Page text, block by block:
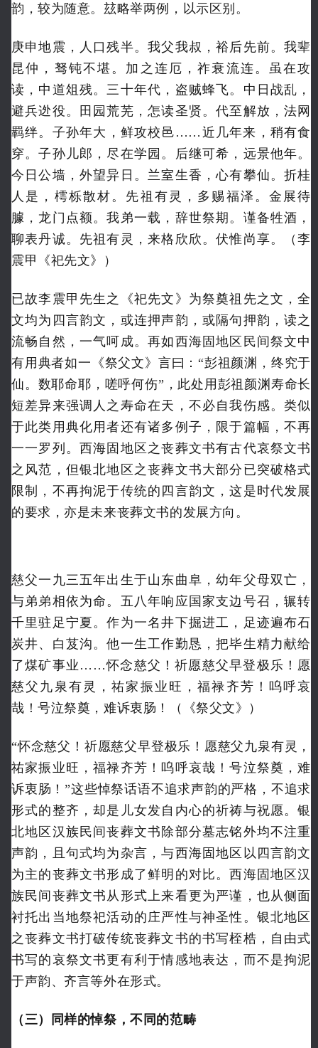
韵，较为随意。玆略举两例，以示区别。
庚申地震，人口残半。我父我叔，裕后先前。我辈
昆仲，驽钝不堪。加之连厄，祚衰流连。虽在攻
读，中道俎残。三十年代，盗贼蜂飞。中日战乱，
避兵迯役。田园荒芜，怎读圣贤。代至解放，法网
羁绊。子孙年大，鲜攻校邑……近几年来，稍有食
穿。子孙儿郎，尽在学园。后继可希，远景他年。
今日公墙，外望异日。兰室生香，心有攀仙。折桂
人是，樗栎散材。先祖有灵，多赐福泽。金展待
臄，龙门点额。我弟一载，辞世祭期。 谨备牲酒，
聊表丹诚。先祖有灵，来格欣欣。伏惟尚享。（李
震甲《祀先文》）
已故李震甲先生之《祀先文》为祭奠祖先之文，全
文均为四言韵文，或连押声韵，或隔句押韵，读之
流畅自然，一气呵成。再如西海固地区民间祭文中
有用典者如一《祭父文》言曰：“彭祖颜渊，终究于
仙。数耶命耶，嗟呼何伤”，此处用彭祖颜渊寿命长
短差异来强调人之寿命在天，不必自我伤感。类似
于此类用典化用者还有诸多例子，限于篇幅，不再
一一罗列。西海固地区之丧葬文书有古代哀祭文书
之风范，但银北地区之丧葬文书大部分已突破格式
限制，不再拘泥于传统的四言韵文，这是时代发展
的要求，亦是未来丧葬文书的发展方向。
慈父一九三五年出生于山东曲阜，幼年父母双亡，
与弟弟相依为命。五八年响应国家支边号召，辗转
千里驻足宁夏。作为一名井下掘进工，足迹遍布石
炭井、白芨沟。他一生工作勤恳，把毕生精力献给
了煤矿事业……怀念慈父！祈愿慈父早登极乐！愿
慈父九泉有灵，祐家振业旺，福禄齐芳！呜呼哀
哉！号泣祭奠，难诉衷肠！（《祭父文》）
“怀念慈父！祈愿慈父早登极乐！愿慈父九泉有灵，
祐家振业旺，福禄齐芳！呜呼哀哉！号泣祭奠，难
诉衷肠！”这些悼祭话语不追求声韵的严格，不追求
形式的整齐，却是儿女发自内心的祈祷与祝愿。银
北地区汉族民间丧葬文书除部分墓志铭外均不注重
声韵，且句式均为杂言，与西海固地区以四言韵文
为主的丧葬文书形成了鲜明的对比。西海固地区汉
族民间丧葬文书从形式上来看更为严谨，也从侧面
衬托出当地祭祀活动的庄严性与神圣性。银北地区
之丧葬文书打破传统丧葬文书的书写桎梏，自由式
书写的哀祭文书更有利于情感地表达，而不是拘泥
于声韵、齐言等外在形式。
（三）同样的悼祭，不同的范畴